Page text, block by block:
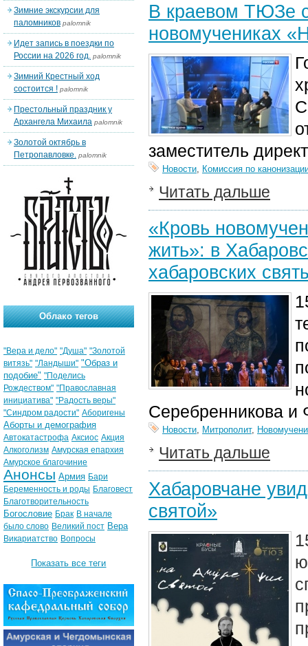
В краевом ТЮЗе
новомучениках
заместитель
Новости, Комиссия по
Читать дальше
«Кровь
жить»: в
хабаровских
Серебренникова и
Новости, Митрополит,
Читать дальше
Хабаровчане
святой»
Зимние экскурсии для
паломников palomnik
Идет запись в поездки по
России на 2026 год. palomnik
Зимний Крестный ход
состоится ! palomnik
Престольный праздник у
Архангела Михаила palomnik
Золотой октябрь в
Петропавловке. palomnik
Облако тегов
"Вера и дело" "Душа" "Золотой
витязь" "Ландыши" "Образ и
подобие" "Поделись
Рождеством" "Православная
инициатива" "Радость веры"
"Синдром радости" Аборигены
Аборты и демография
Автокатастрофа Аксиос Акция
Алкоголизм Амурская епархия
Амурское благочиние
Анонсы Армия Бари
Беременность и роды Благовест
Благотворительность
Богословие Брак В начале
было слово Великий пост Вера
Викариатство Вопросы
Показать все теги